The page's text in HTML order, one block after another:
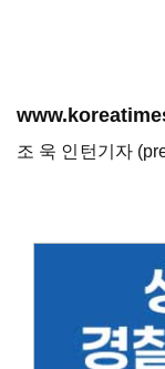
조 욱 인턴기자